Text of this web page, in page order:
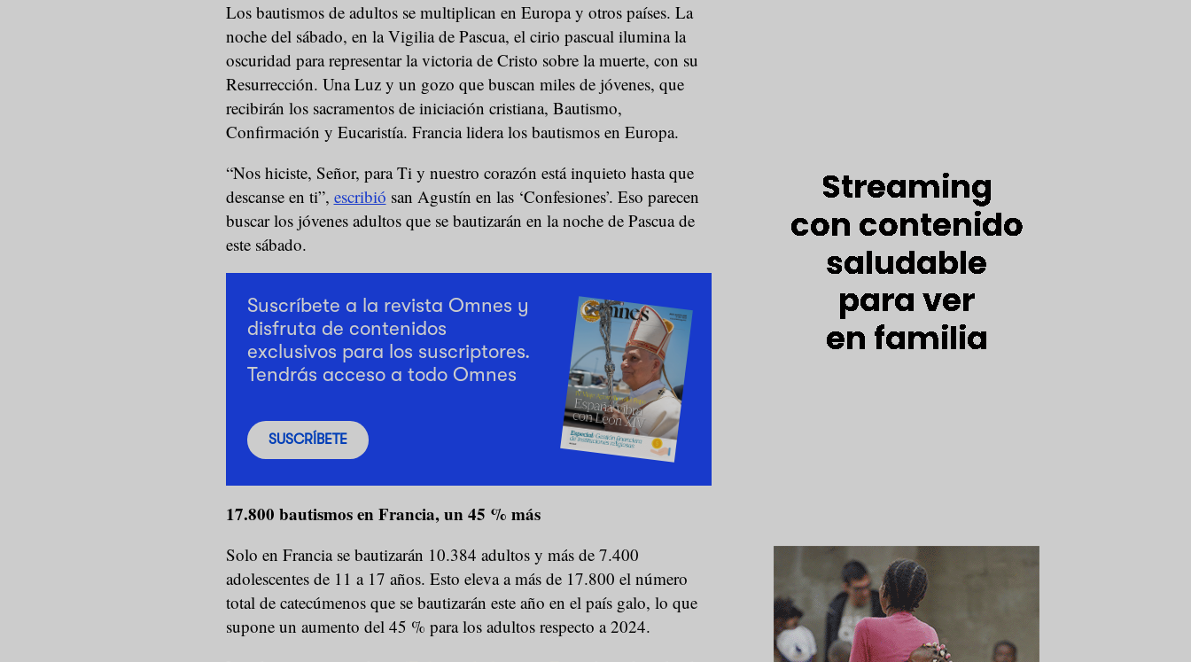
Los bautismos de adultos se multiplican en Europa y otros países. La
noche del sábado, en la Vigilia de Pascua, el cirio pascual ilumina la
oscuridad para representar la victoria de Cristo sobre la muerte, con su
Resurrección. Una Luz y un gozo que buscan miles de jóvenes, que
recibirán los sacramentos de iniciación cristiana, Bautismo,
Confirmación y Eucaristía. Francia lidera los bautismos en Europa.
“Nos hiciste, Señor, para Ti y nuestro corazón está inquieto hasta que
descanse en ti”, escribió san Agustín en las ‘Confesiones’. Eso parecen
buscar los jóvenes adultos que se bautizarán en la noche de Pascua de
este sábado.
Suscríbete a la revista Omnes y
disfruta de contenidos
exclusivos para los suscriptores.
Tendrás acceso a todo Omnes
SUSCRÍBETE
17.800 bautismos en Francia, un 45 % más
Solo en Francia se bautizarán 10.384 adultos y más de 7.400
adolescentes de 11 a 17 años. Esto eleva a más de 17.800 el número
total de catecúmenos que se bautizarán este año en el país galo, lo que
supone un aumento del 45 % para los adultos respecto a 2024.